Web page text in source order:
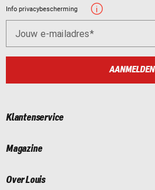
Info privacybescherming
Jouw e-mailadres
AANMELDEN
Klantenservice
Magazine
Over Louis